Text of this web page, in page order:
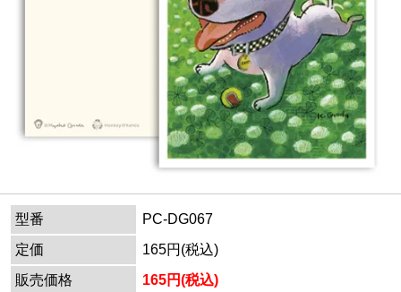
型番
PC-DG067
定価
165円(税込)
販売価格
165円(税込)